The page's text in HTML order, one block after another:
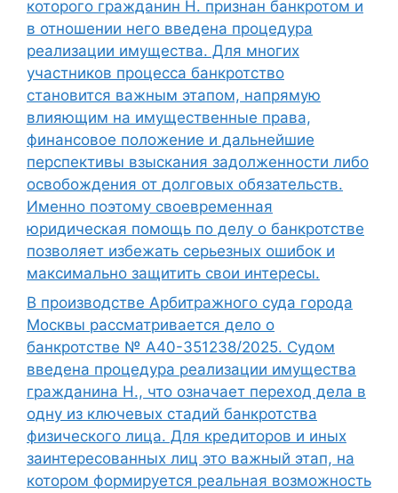
которого гражданин Н. признан банкротом и
в отношении него введена процедура
реализации имущества. Для многих
участников процесса банкротство
становится важным этапом, напрямую
влияющим на имущественные права,
финансовое положение и дальнейшие
перспективы взыскания задолженности либо
освобождения от долговых обязательств.
Именно поэтому своевременная
юридическая помощь по делу о банкротстве
позволяет избежать серьезных ошибок и
максимально защитить свои интересы.
В производстве Арбитражного суда города
Москвы рассматривается дело о
банкротстве № А40-351238/2025. Судом
введена процедура реализации имущества
гражданина Н., что означает переход дела в
одну из ключевых стадий банкротства
физического лица. Для кредиторов и иных
заинтересованных лиц это важный этап, на
котором формируется реальная возможность